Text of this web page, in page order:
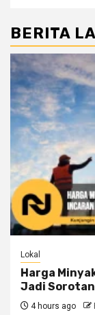
BERITA
Lokal
Harga
Jadi
4 hours ago